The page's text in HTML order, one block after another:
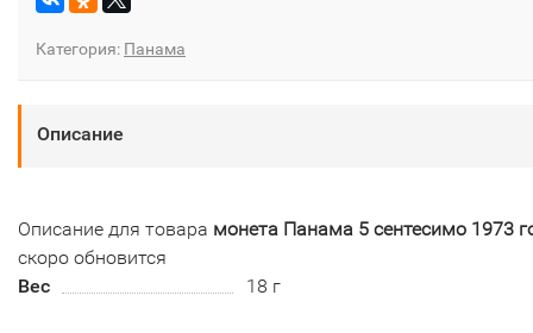
Категория: Панама
Описание
Описание для товара монета Панама 5 сентесимо 1973
скоро обновится
Вес
18 г